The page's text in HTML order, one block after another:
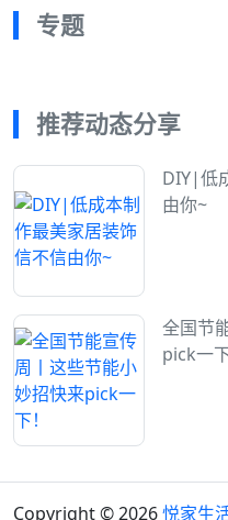
专题
推荐动态分享
DIY|低
由你~
全国节
pick一下
Copyright © 2026悦家生